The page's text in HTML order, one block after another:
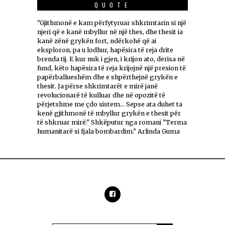
QUOTE
"Gjithmonë e kam përfytyruar shkrimtarin si një
njeri që e kanë mbyllur në një thes, dhe thesit ia
kanë zënë grykën fort, ndërkohë që ai
eksploron, pa u lodhur, hapësira të reja drite
brenda tij. E kur nuk i gjen, i krijon ato, derisa në
fund, këto hapësira të reja krijojnë një presion të
papërballueshëm dhe e shpërthejnë grykën e
thesit. Ja përse shkrimtarët e mirë janë
revolucionarë të kulluar dhe në opozitë të
përjetshme me çdo sistem... Sepse ata duhet ta
kenë gjithmonë të mbyllur grykën e thesit për
të shkruar mirë." Shkëputur nga romani "Terma
humanitarë si fjala bombardim." Arlinda Guma